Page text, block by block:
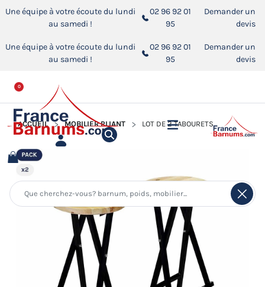
Une équipe à votre écoute du lundi
au samedi !
02 96 92 01
95
Demander un
devis
Une équipe à votre écoute du lundi
au samedi !
02 96 92 01
95
Demander un
devis
0
ACCUEIL MOBILIER PLIANT LOT DE 2 TABOURETS HAUTS DE BISTROT EN BOIS